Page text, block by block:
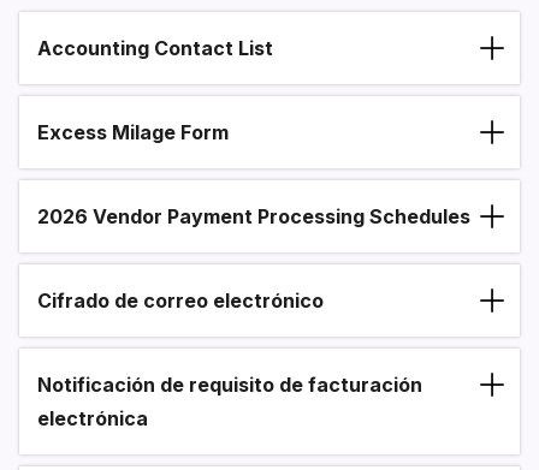
Section heading
Accounting Contact List
Excess Milage Form
2026 Vendor Payment Processing Schedules
Cifrado de correo electrónico
Notificación de requisito de facturación
electrónica